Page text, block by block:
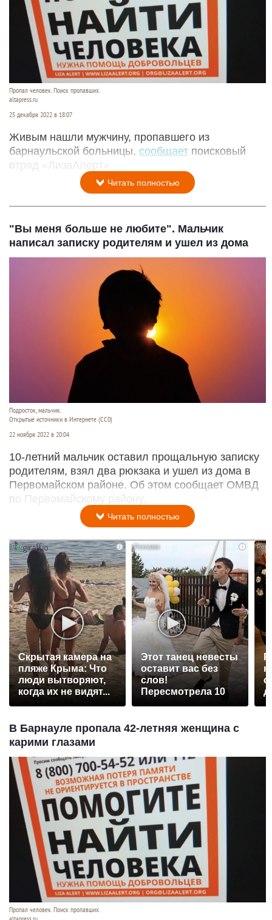
Пропал человек. Поиск пропавших.
altapress.ru
25 декабря 2022 в 18:07
Живым нашли мужчину, пропавшего из
барнаульской больницы, сообщает поисковый
отряд «ЛизаАлерт».
Читать полностью
"Вы меня больше не любите". Мальчик
написал записку родителям и ушел из дома
Подросток, мальчик.
Открытые источники в Интернете (СС0)
22 ноября 2022 в 20:04
10-летний мальчик оставил прощальную записку
родителям, взял два рюкзака и ушел из дома в
Первомайском районе. Об этом сообщает ОМВД
по Первомайскому району.
Читать полностью
i
Скрытая камера на
пляже Крыма: Что
люди вытворяют,
когда их не видят...
i
Этот танец невесты
оставит вас без
слов!
Пересмотрела 10
В Барнауле пропала 42-летняя женщина с
карими глазами
Пропал человек. Поиск пропавших.